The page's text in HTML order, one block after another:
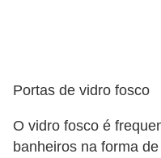
Portas de vidro fosco
O vidro fosco é
banheiros na forma